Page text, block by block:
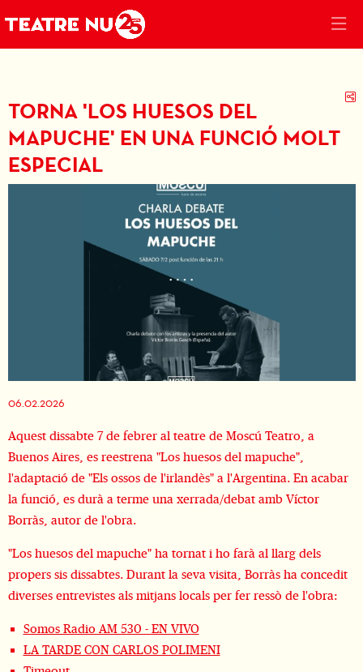
TORNA 'LOS HUESOS DEL
MAPUCHE' EN UNA FUNCIÓ MOLT
ESPECIAL
06.02.2026
Aquest dissabte 7 de febrer al teatre de Moscú Teatro, a
Buenos Aires, es reestrena "Los huesos del mapuche",
l'adaptació de "Els ossos de l'irlandès" a l'Argentina. En acabar
la funció, es durà a terme una xerrada/debat amb Víctor
Borràs, autor de l'obra.
"Los huesos del mapuche" ha tornat i ho farà al llarg dels
propers sis dissabtes. Durant la seva visita, Borràs ha concedit
diverses entrevistes als mitjans locals per fer ressò de l'obra:
Somos Radio AM 530 - EN VIVO
LA TARDE CON CARLOS POLIMENI